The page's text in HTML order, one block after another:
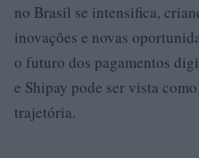
no Brasil se intensifica,
inovações e novas
o futuro dos pagamentos
e Shipay pode ser vista
trajetória.